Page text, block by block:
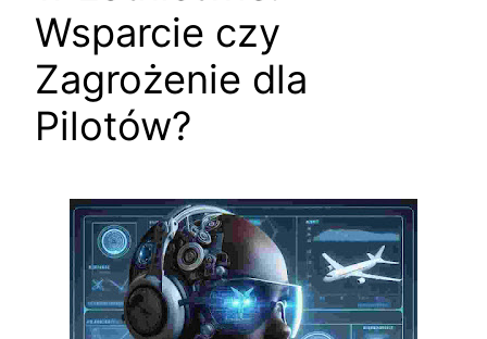
Wsparcie czy
Zagrożenie dla
Pilotów?